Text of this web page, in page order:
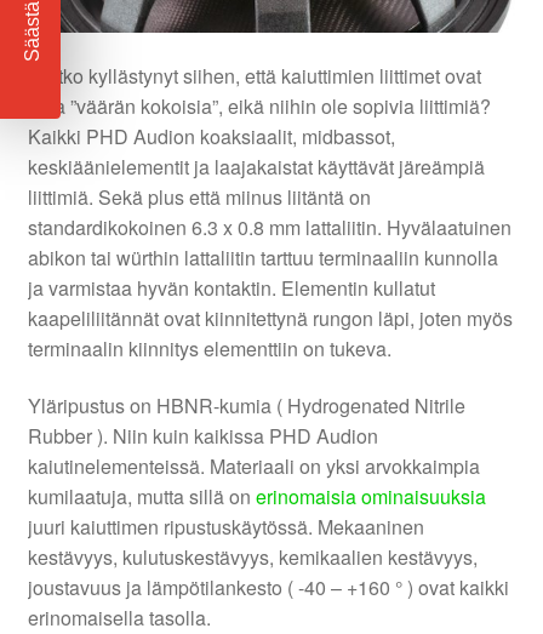
Oletko kyllästynyt siihen, että kaiuttimien liittimet ovat
aina ”väärän kokoisia”, eikä niihin ole sopivia liittimiä?
Kaikki PHD Audion koaksiaalit, midbassot,
keskiäänielementit ja laajakaistat käyttävät järeämpiä
liittimiä. Sekä plus että miinus liitäntä on
standardikokoinen 6.3 x 0.8 mm lattaliitin. Hyvälaatuinen
abikon tai würthin lattaliitin tarttuu terminaaliin kunnolla
ja varmistaa hyvän kontaktin. Elementin kullatut
kaapeliliitännät ovat kiinnitettynä rungon läpi, joten myös
terminaalin kiinnitys elementtiin on tukeva.
Yläripustus on HBNR-kumia ( Hydrogenated Nitrile
Rubber ). Niin kuin kaikissa PHD Audion
kaiutinelementeissä. Materiaali on yksi arvokkaimpia
kumilaatuja, mutta sillä on erinomaisia ominaisuuksia
juuri kaiuttimen ripustuskäytössä. Mekaaninen
kestävyys, kulutuskestävyys, kemikaalien kestävyys,
joustavuus ja lämpötilankesto ( -40 – +160 ° ) ovat kaikki
erinomaisella tasolla.
Säästä